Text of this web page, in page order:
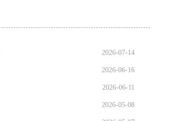
2026-07-14
2026-06-16
2026-06-11
2026-05-08